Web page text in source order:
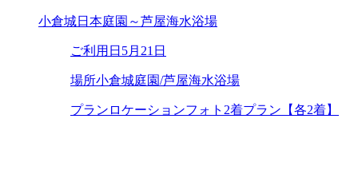
小倉城日本庭園～芦屋海水浴場
ご利用日 5月21日
場所小倉城庭園/芦屋海水浴場
プラン ロケーションフォト2着プラン【各2着】